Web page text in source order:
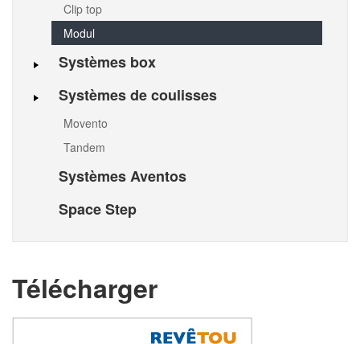
Clip top
Modul
Systèmes box
Systèmes de coulisses
Movento
Tandem
Systèmes Aventos
Space Step
Télécharger